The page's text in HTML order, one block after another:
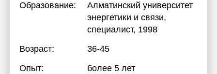
Образование:
Алматинский университет
энергетики и связи,
специалист, 1998
Возраст:
36-45
Опыт:
более 5 лет